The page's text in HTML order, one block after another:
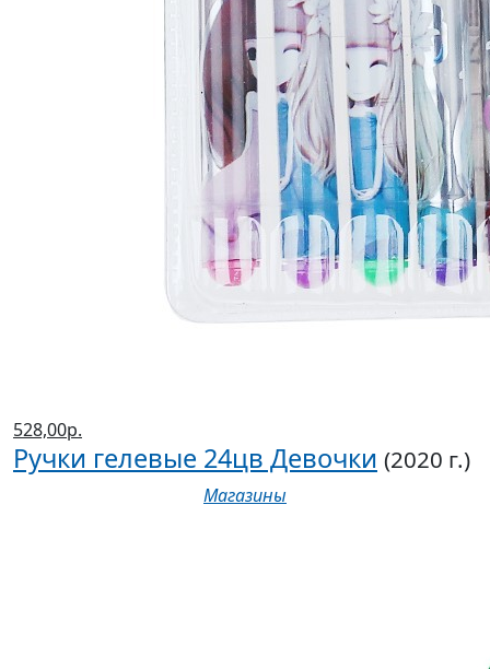
528,00р.
Ручки гелевые 24цв Девочки (2020 г.)
Магазины